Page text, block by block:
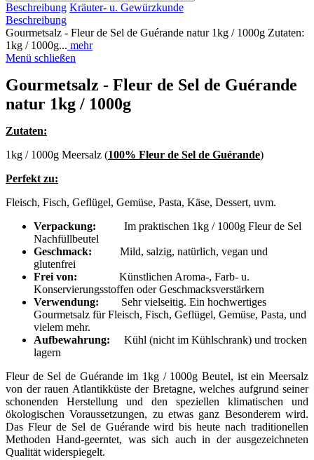
Beschreibung Kräuter- u. Gewürzkunde
Beschreibung
Gourmetsalz - Fleur de Sel de Guérande natur 1kg / 1000g Zutaten:
1kg / 1000g... mehr
Menü schließen
Gourmetsalz - Fleur de Sel de Guérande
natur 1kg / 1000g
Zutaten:
1kg / 1000g Meersalz (100% Fleur de Sel de Guérande)
Perfekt zu:
Fleisch, Fisch, Geflügel, Gemüse, Pasta, Käse, Dessert, uvm.
Verpackung: Im praktischen 1kg / 1000g Fleur de Sel
Nachfüllbeutel
Geschmack: Mild, salzig, natürlich, vegan und
glutenfrei
Frei von: Künstlichen Aroma-, Farb- u.
Konservierungsstoffen oder Geschmacksverstärkern
Verwendung:
Sehr vielseitig. Ein hochwertiges
Gourmetsalz für Fleisch, Fisch, Geflügel, Gemüse, Pasta, und
vielem mehr.
Aufbewahrung: Kühl (nicht im Kühlschrank) und trocken
lagern
Fleur de Sel de Guérande im 1kg / 1000g Beutel, ist ein Meersalz
von der rauen Atlantikküste der Bretagne, welches aufgrund seiner
schonenden Herstellung und den speziellen klimatischen und
ökologischen Voraussetzungen, zu etwas ganz Besonderem wird.
Das Fleur de Sel de Guérande wird bis heute nach traditionellen
Methoden Hand-geerntet, was sich auch in der ausgezeichneten
Qualität widerspiegelt.